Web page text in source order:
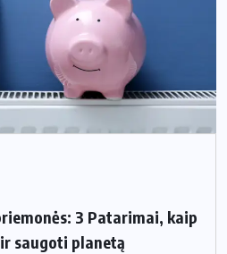
3 Patarimai, kaip
saugoti planetą